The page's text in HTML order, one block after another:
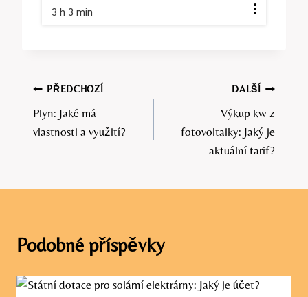
3 h 3 min
Navigace
pro
PŘEDCHOZÍ
Plyn: Jaké má
vlastnosti a využití?
DALŠÍ
Výkup kw z
fotovoltaiky: Jaký je
aktuální tarif?
Podobné příspěvky